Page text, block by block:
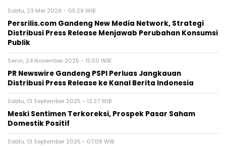
Sabtu, 23 Mei 2026 - 05:29 WIB
Persrilis.com Gandeng New Media Network, Strategi
Distribusi Press Release Menjawab Perubahan Konsumsi
Publik
Senin, 24 November 2025 - 15:50 WIB
PR Newswire Gandeng PSPI Perluas Jangkauan
Distribusi Press Release ke Kanal Berita Indonesia
Sabtu, 13 September 2025 - 12:27 WIB
Meski Sentimen Terkoreksi, Prospek Pasar Saham
Domestik Positif
Sabtu, 13 September 2025 - 07:08 WIB